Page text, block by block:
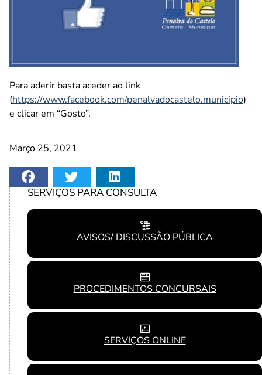
Para aderir basta aceder ao link
(https://www.facebook.com/penalvadocastelo.municipio)
e clicar em “Gosto”.
Março 25, 2021
SERVIÇOS PARA CONSULTA
AVISOS/ DISCUSSÃO PÚBLICA
PROCEDIMENTOS CONCURSAIS
SERVIÇOS ONLINE